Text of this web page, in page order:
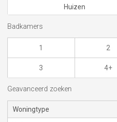
Huizen
Badkamers
1 2
3 4+
Geavanceerd zoeken
Woningtype